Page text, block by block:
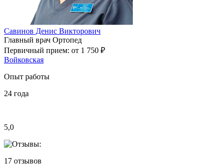
Савинов Денис Викторович
Главный врач Ортопед
Первичный прием: от 1 750 ₽
Войковская
Опыт работы
24 года
5,0
17 отзывов